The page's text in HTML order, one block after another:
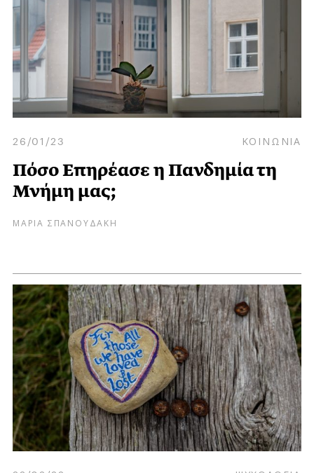
26/01/23 ΚΟΙΝΩΝΙΑ
Πόσο Επηρέασε η Πανδημία τη
Μνήμη μας;
ΜΑΡΙΑ ΣΠΑΝΟΥΔΑΚΗ